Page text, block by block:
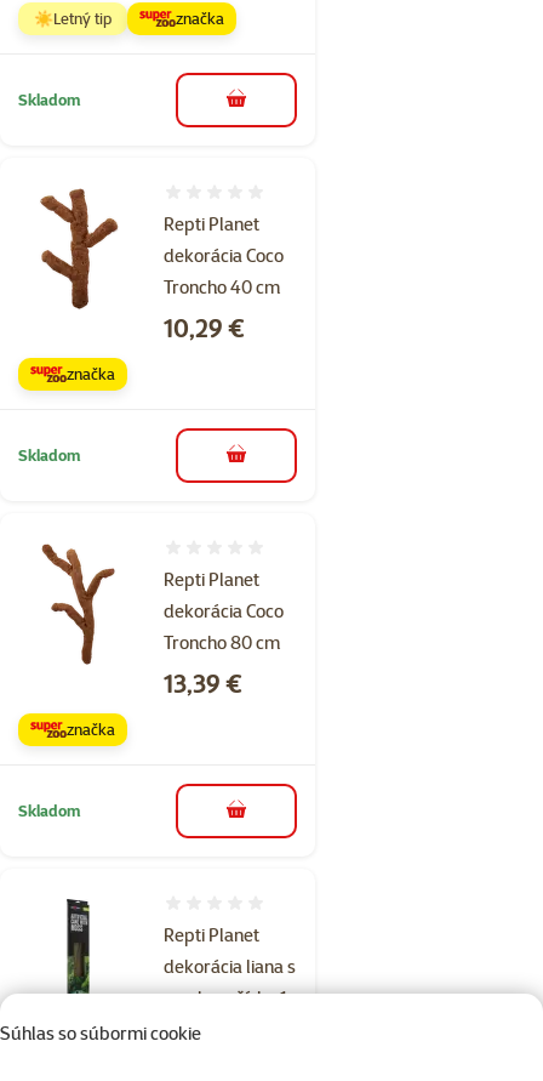
Súhlas so súbormi cookie
☀️Letný tip značka
Skladom do košíka
Repti Planet
dekorácia Coco
Troncho 40 cm
Cena
10,29 €
značka
Skladom do košíka
Repti Planet
dekorácia Coco
Troncho 80 cm
Cena
13,39 €
značka
Skladom do košíka
Repti Planet
dekorácia liana s
machom šírka 1
cm